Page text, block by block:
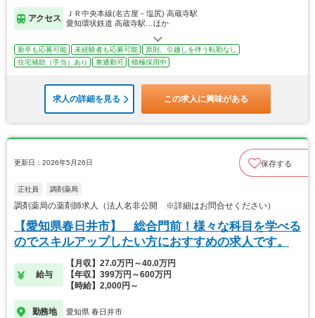
アクセス
ＪＲ中央本線(名古屋－塩尻) 高蔵寺駅
愛知環状鉄道 高蔵寺駅…ほか
新卒も応募可能 未経験者も応募可能
原則、引越しを伴う転勤なし
住宅補助（手当）あり
車通勤可 積極採用中
求人の詳細を見る この求人に興味がある
更新日：2026年5月26日 保存する
正社員 調剤薬局
調剤薬局の薬剤師求人（法人名非公開 ※詳細はお問合せください）
【愛知県春日井市】 総合門前！様々な科目を学べる
のでスキルアップしたい方におすすめの求人です。
給与
【月収】27.0万円～40.0万円
【年収】399万円～600万円
【時給】2,000円～
勤務地 愛知県 春日井市